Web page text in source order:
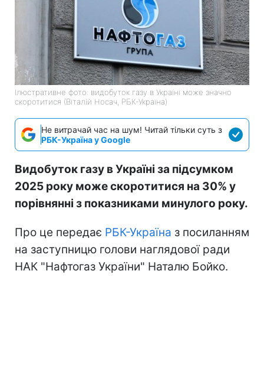
Ілюстративне фото: видобуток газу в Україні може значно
скоротитися (Віталій Носач, РБК-Україна)
Не витрачай час на шум! Читай тільки суть з
РБК-Україна у Google
Видобуток газу в Україні за підсумком
2025 року може скоротитися на 30% у
порівнянні з показниками минулого року.
Про це передає РБК-Україна з посиланням
на заступницю голови наглядової ради
НАК "Нафтогаз України" Наталю Бойко.